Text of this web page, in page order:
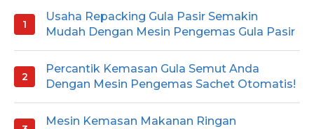
Usaha Repacking Gula Pasir Semakin
Mudah Dengan Mesin Pengemas Gula Pasir
Percantik Kemasan Gula Semut Anda
Dengan Mesin Pengemas Sachet Otomatis!
Mesin Kemasan Makanan Ringan